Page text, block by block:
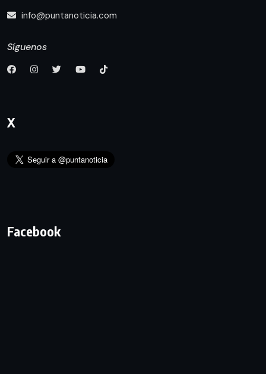
info@puntanoticia.com
Síguenos
X
Facebook